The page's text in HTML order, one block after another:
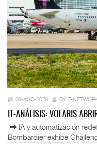
06-AGO-2026 BY IT-
IT-ANÁLISIS: VOLARIS
⮕ IA y automatización
Bombardier exhibe